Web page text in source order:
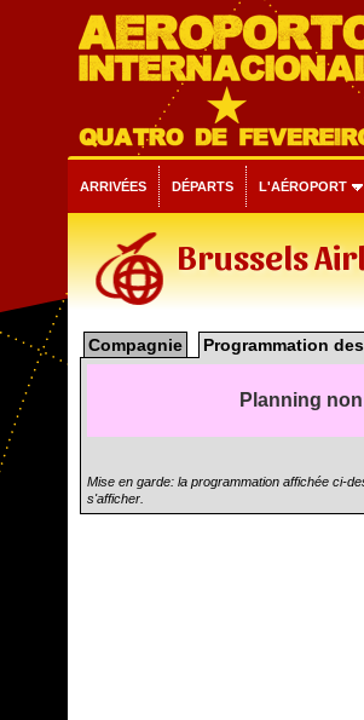
ARRIVÉES DÉPARTS L'AÉROPORT
Brussels
Compagnie Programmation
Planning
Mise en garde: la programmation affichée ci-
s'afficher.